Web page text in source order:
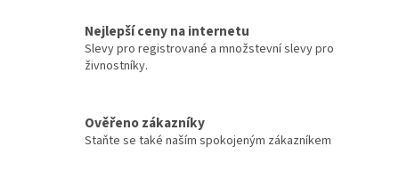
k
y
v
s
u
Nejlepší ceny na internetu
Slevy pro registrované a množstevní slevy pro
živnostníky.
Ověřeno zákazníky
Staňte se také naším spokojeným zákazníkem